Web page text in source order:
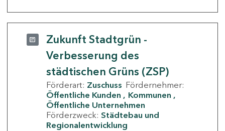
Zukunft Stadtgrün -
Verbesserung des
städtischen Grüns (ZSP)
Förderart: Zuschuss Fördernehmer:
Öffentliche Kunden
Kommunen
Öffentliche Unternehmen
Förderzweck: Städtebau und
Regionalentwicklung